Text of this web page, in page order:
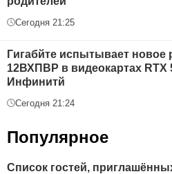
Сегодня 21:25
Гигабйте испытывает новое
12ВХПВР в видеокартах RTX
Инфинитй
Сегодня 21:24
Популярное
Список гостей,